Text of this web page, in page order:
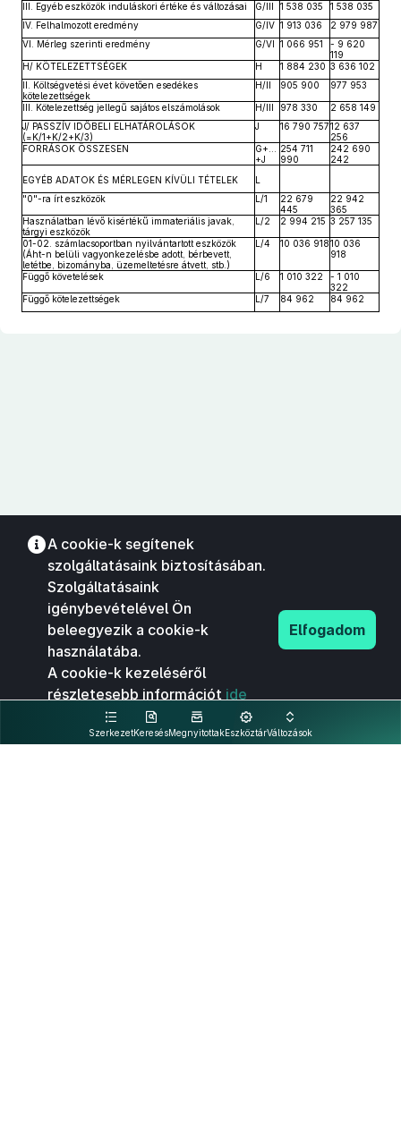
III. Egyéb eszközök induláskori értéke és változásai
G/III 1 538 035
1 538 035
IV. Felhalmozott eredmény
G/IV 1 913 036
2 979 987
VI. Mérleg szerinti eredmény
G/VI 1 066 951
- 9 620
119
H/ KÖTELEZETTSÉGEK
H 1 884 230 3 636 102
II. Költségvetési évet követően esedékes
kötelezettségek
H/II 905 900 977 953
III. Kötelezettség jellegű sajátos elszámolások H/III 978 330
2 658 149
J/ PASSZÍV IDŐBELI ELHATÁROLÁSOK
(=K/1+K/2+K/3)
J 16 790 75712 637
256
FORRÁSOK ÖSSZESEN
G+...
+J
254 711
990
242 690
242
EGYÉB ADATOK ÉS MÉRLEGEN KÍVÜLI TÉTELEK
L
"0"-ra írt eszközök
L/1
22 679
445
22 942
365
Használatban lévő kisértékű immateriális javak,
tárgyi eszközök
L/2 2 994 215 3 257 135
01-02. számlacsoportban nyilvántartott eszközök
(Áht-n belüli vagyonkezelésbe adott, bérbevett,
letétbe, bizományba, üzemeltetésre átvett, stb.)
L/4 10 036 91810 036
918
Függő követelések L/6 1 010 322
- 1 010
322
Függő kötelezettségek
L/7 84 962 84 962
SzerkezetKeresésMegnyitottakEszköztárVáltozások
A cookie-k segítenek
szolgáltatásaink biztosításában.
Szolgáltatásaink
igénybevételével Ön
beleegyezik a cookie-k
használatába.
A cookie-k kezeléséről
részletesebb információt ide
kattintva olvashat.
Elfogadom